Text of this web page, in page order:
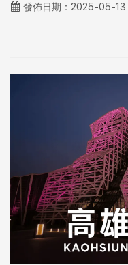
發佈日期：2025-05-13